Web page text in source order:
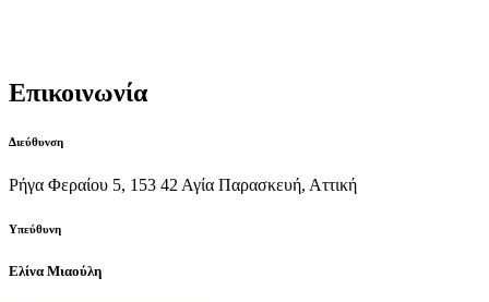
Επικοινωνία
Διεύθυνση
Ρήγα Φεραίου 5, 153 42 Αγία Παρασκευή, Αττική
Υπεύθυνη
Ελίνα Μιαούλη